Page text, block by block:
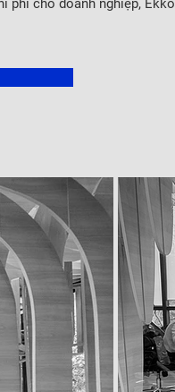
phí cho doanh nghiệp, Ekko